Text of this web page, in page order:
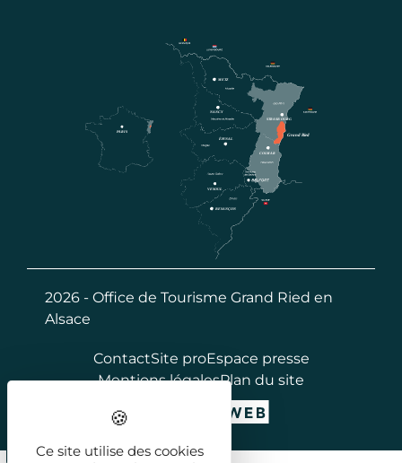
2026 - Office de Tourisme Grand Ried en
Alsace
ContactSite proEspace presse
Mentions légalesPlan du site
Ce site utilise des cookies